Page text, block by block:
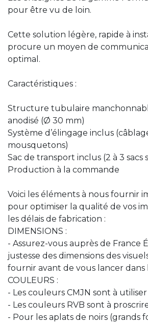
pour être vu de loin.
Cette solution légère, rapide à
procure un moyen de
optimal.
Caractéristiques :
Structure tubulaire
anodisé (Ø 30 mm)
Système d’élingage inclus
mousquetons)
Sac de transport inclus (2 à 3 sacs
Production à la commande
Voici les éléments à nous fournir
pour optimiser la qualité de vos
les délais de fabrication :
DIMENSIONS :
- Assurez-vous auprès de France
justesse des dimensions des
fournir avant de vous lancer dans
COULEURS :
- Les couleurs CMJN sont à
- Les couleurs RVB sont à
- Pour les aplats de noirs (grands